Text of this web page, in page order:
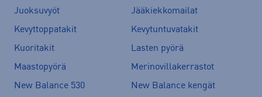
Juoksuvyöt
Jääkiekkomailat
Kevyttoppatakit
Kevytuntuvatakit
Kuoritakit
Lasten pyörä
Maastopyörä
Merinovillakerrastot
New Balance 530
New Balance kengät